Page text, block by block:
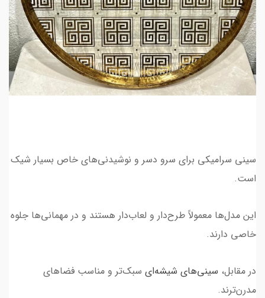
سینی سرامیکی برای سرو دسر و نوشیدنی‌های خاص بسیار شیک
است.
این مدل‌ها معمولاً طرح‌دار و لعاب‌دار هستند و در مهمانی‌ها جلوه
خاصی دارند.
در مقابل، سینی‌های شیشه‌ای سبک‌تر و مناسب فضاهای
مدرن‌ترند.